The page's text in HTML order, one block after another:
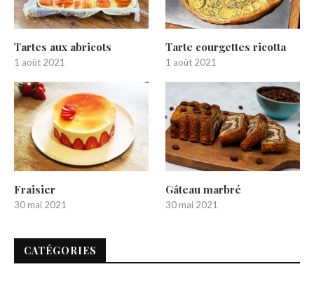
Tartes aux abricots
1 août 2021
Tarte courgettes ricotta
1 août 2021
Fraisier
30 mai 2021
Gâteau marbré
30 mai 2021
CATÉGORIES